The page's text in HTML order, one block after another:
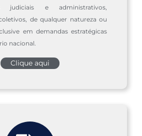
judiciais e administrativos,
de qualquer natureza ou
em demandas estratégicas
nacional.
Clique aqui